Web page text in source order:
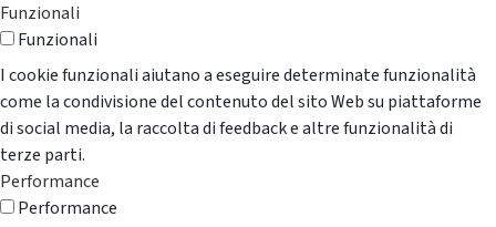
Funzionali
Funzionali
I cookie funzionali aiutano a eseguire determinate funzionalità
come la condivisione del contenuto del sito Web su piattaforme
di social media, la raccolta di feedback e altre funzionalità di
terze parti.
Performance
Performance